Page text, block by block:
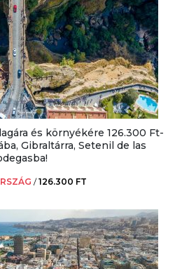
és környékére 126.300 Ft-
Gibraltárra, Setenil de las
/126.300 FT